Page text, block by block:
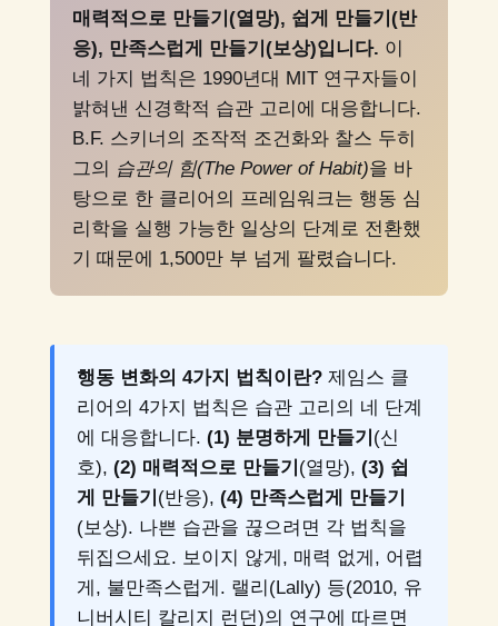
매력적으로 만들기(열망), 쉽게 만들기(반
응), 만족스럽게 만들기(보상)입니다. 이
네 가지 법칙은 1990년대 MIT 연구자들이
밝혀낸 신경학적 습관 고리에 대응합니다.
B.F. 스키너의 조작적 조건화와 찰스 두히
그의 습관의 힘(The Power of Habit)을 바
탕으로 한 클리어의 프레임워크는 행동 심
리학을 실행 가능한 일상의 단계로 전환했
기 때문에 1,500만 부 넘게 팔렸습니다.
행동 변화의 4가지 법칙이란?제임스 클
리어의 4가지 법칙은 습관 고리의 네 단계
에 대응합니다. (1) 분명하게 만들기 (신
호), (2) 매력적으로 만들기 (열망), (3) 쉽
게 만들기 (반응), (4) 만족스럽게 만들기
(보상). 나쁜 습관을 끊으려면 각 법칙을
뒤집으세요. 보이지 않게, 매력 없게, 어렵
게, 불만족스럽게. 랠리(Lally) 등(2010, 유
니버시티 칼리지 런던)의 연구에 따르면